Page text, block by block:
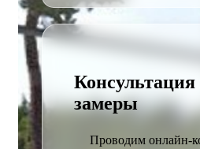
Консультация
замеры
Проводим онлайн-